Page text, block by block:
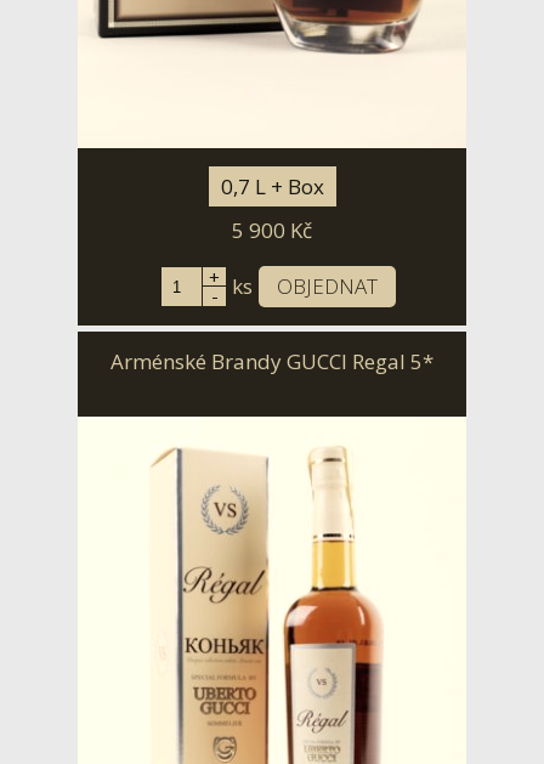
0,7 L + Box
5 900 Kč
+
- ks OBJEDNAT
Arménské Brandy GUCCI Regal 5*